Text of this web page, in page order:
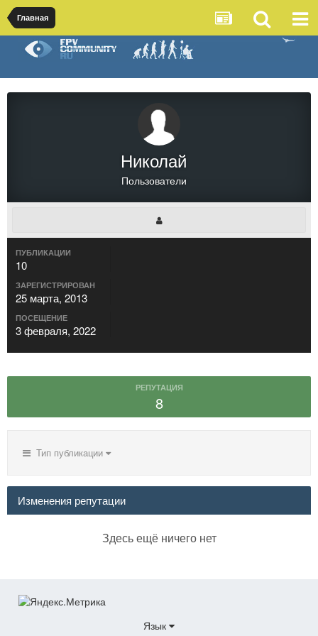
Главная
Николай
Пользователи
ПУБЛИКАЦИИ
10
ЗАРЕГИСТРИРОВАН
25 марта, 2013
ПОСЕЩЕНИЕ
3 февраля, 2022
РЕПУТАЦИЯ
8
Тип публикации
Изменения репутации
Здесь ещё ничего нет
Язык